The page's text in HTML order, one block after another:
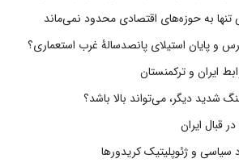
به حوزه‌های اقتصادی محدود نمی‌ماند
و پایان استیلای پانصدسالۀ غرب استعماری؟
ایران و ترکمنستان
شدید دیگر، می‌تواند بالا باشد؟
قبال ایران
سیاسی و ژئوپلیتیک کریدورها